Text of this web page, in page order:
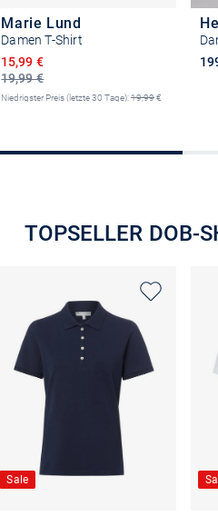
Marie Lund
Damen T-Shirt
19,99 €
Ermäßigter Preis
15,99 €
Niedrigster Preis (letzte 30 Tage):19,99€
TOPSELLER DOB-
Sale